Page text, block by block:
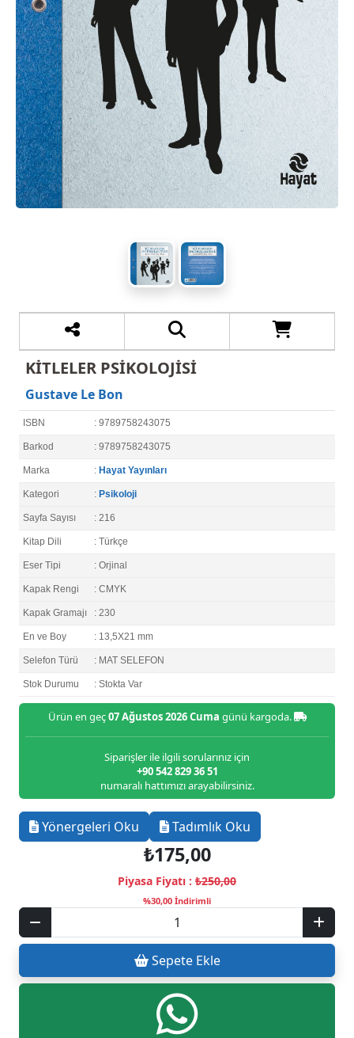
KİTLELER PSİKOLOJİSİ
Gustave Le Bon
ISBN : 9789758243075
Barkod : 9789758243075
Marka : Hayat Yayınları
Kategori : Psikoloji
Sayfa Sayısı : 216
Kitap Dili : Türkçe
Eser Tipi : Orjinal
Kapak Rengi : CMYK
Kapak Gramajı : 230
En ve Boy : 13,5X21 mm
Selefon Türü : MAT SELEFON
Stok Durumu : Stokta Var
Ürün en geç07 Ağustos 2026 Cuma günü kargoda.
Siparişler ile ilgili sorularınız için
+90 542 829 36 51
numaralı hattımızı arayabilirsiniz.
Yönergeleri Oku Tadımlık Oku
₺175,00
Piyasa Fiyatı : ₺250,00
%30,00 İndirimli
Sepete Ekle